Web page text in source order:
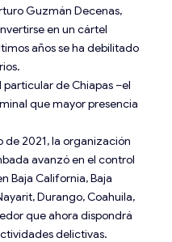
Guzmán Decenas,
en un cártel
años se ha debilitado
particular de Chiapas –el
que mayor presencia
de 2021, la organización
avanzó en el control
Baja California, Baja
Durango, Coahuila,
que ahora dispondrá
delictivas.